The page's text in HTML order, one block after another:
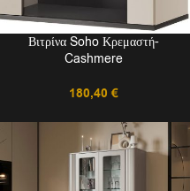
Βιτρίνα Soho Κρεμαστή-
Cashmere
180,40 €